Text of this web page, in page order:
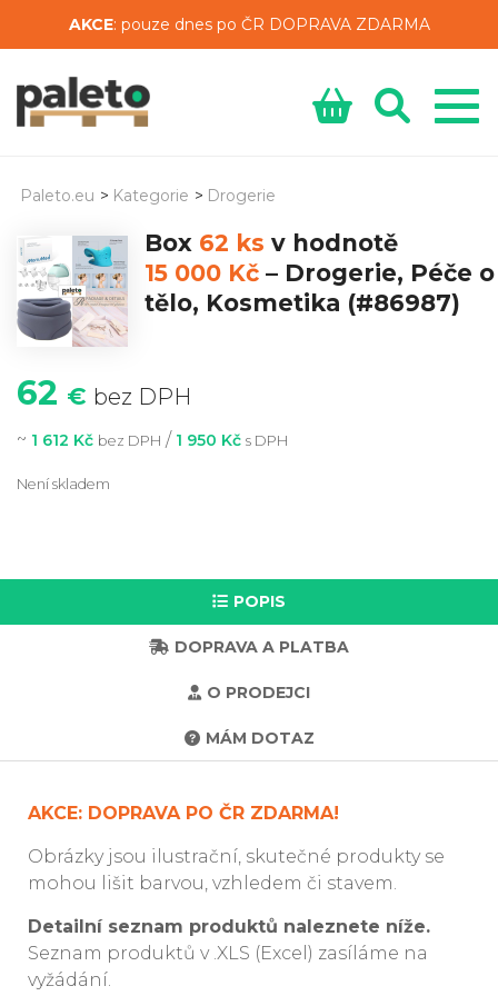
AKCE: pouze dnes po ČR DOPRAVA ZDARMA
Paleto.eu > Kategorie > Drogerie
Box 62 ks v hodnotě
15 000 Kč – Drogerie, Péče o
tělo, Kosmetika (#86987)
62 € bez DPH
~ 1 612 Kč bez DPH / 1 950 Kč s DPH
Není skladem
POPIS
DOPRAVA A PLATBA
O PRODEJCI
MÁM DOTAZ
AKCE: DOPRAVA PO ČR ZDARMA!
Obrázky jsou ilustrační, skutečné produkty se
mohou lišit barvou, vzhledem či stavem.
Detailní seznam produktů naleznete níže.
Seznam produktů v .XLS (Excel) zasíláme na
vyžádání.